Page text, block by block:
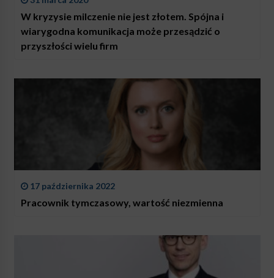
W kryzysie milczenie nie jest złotem. Spójna i
wiarygodna komunikacja może przesądzić o
przyszłości wielu firm
17 października 2022
Pracownik tymczasowy, wartość niezmienna